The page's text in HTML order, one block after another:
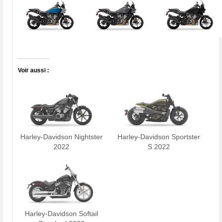
Voir aussi :
Harley-Davidson Nightster
2022
Harley-Davidson Sportster
S 2022
Harley-Davidson Softail